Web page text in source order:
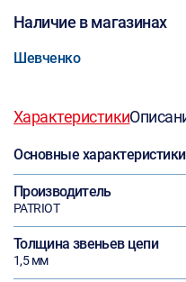
Наличие в магазинах
Шевченко
Характеристики
Основные характеристики
Производитель
PATRIOT
Толщина звеньев цепи
1,5 мм